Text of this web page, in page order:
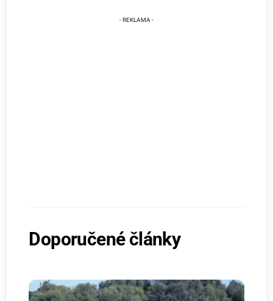
Doporučené články